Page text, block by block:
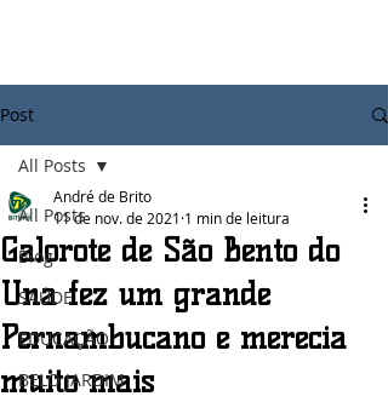
Post
All Posts
Blog
SAÚDE
EDUCAÇÃO
BELO JARDIM
All Posts
Galorote de São Bento do
Una fez um grande
Pernambucano e merecia
muito mais
André de Brito
11 de nov. de 2021 1 min de leitura